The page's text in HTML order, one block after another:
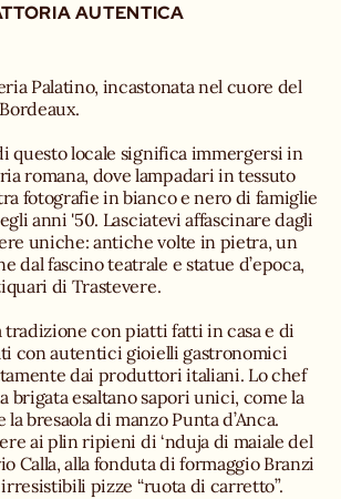
AUTENTICA
Palatino, incastonata nel cuore del
questo locale significa immergersi in
romana, dove lampadari in tessuto
fotografie in bianco e nero di famiglie
anni '50. Lasciatevi affascinare dagli
uniche: antiche volte in pietra, un
dal fascino teatrale e statue d’epoca,
di Trastevere.
tradizione con piatti fatti in casa e di
con autentici gioielli gastronomici
dai produttori italiani. Lo chef
brigata esaltano sapori unici, come la
bresaola di manzo Punta d’Anca.
ai plin ripieni di ‘nduja di maiale del
Calla, alla fonduta di formaggio Branzi
pizze “ruota di carretto”.